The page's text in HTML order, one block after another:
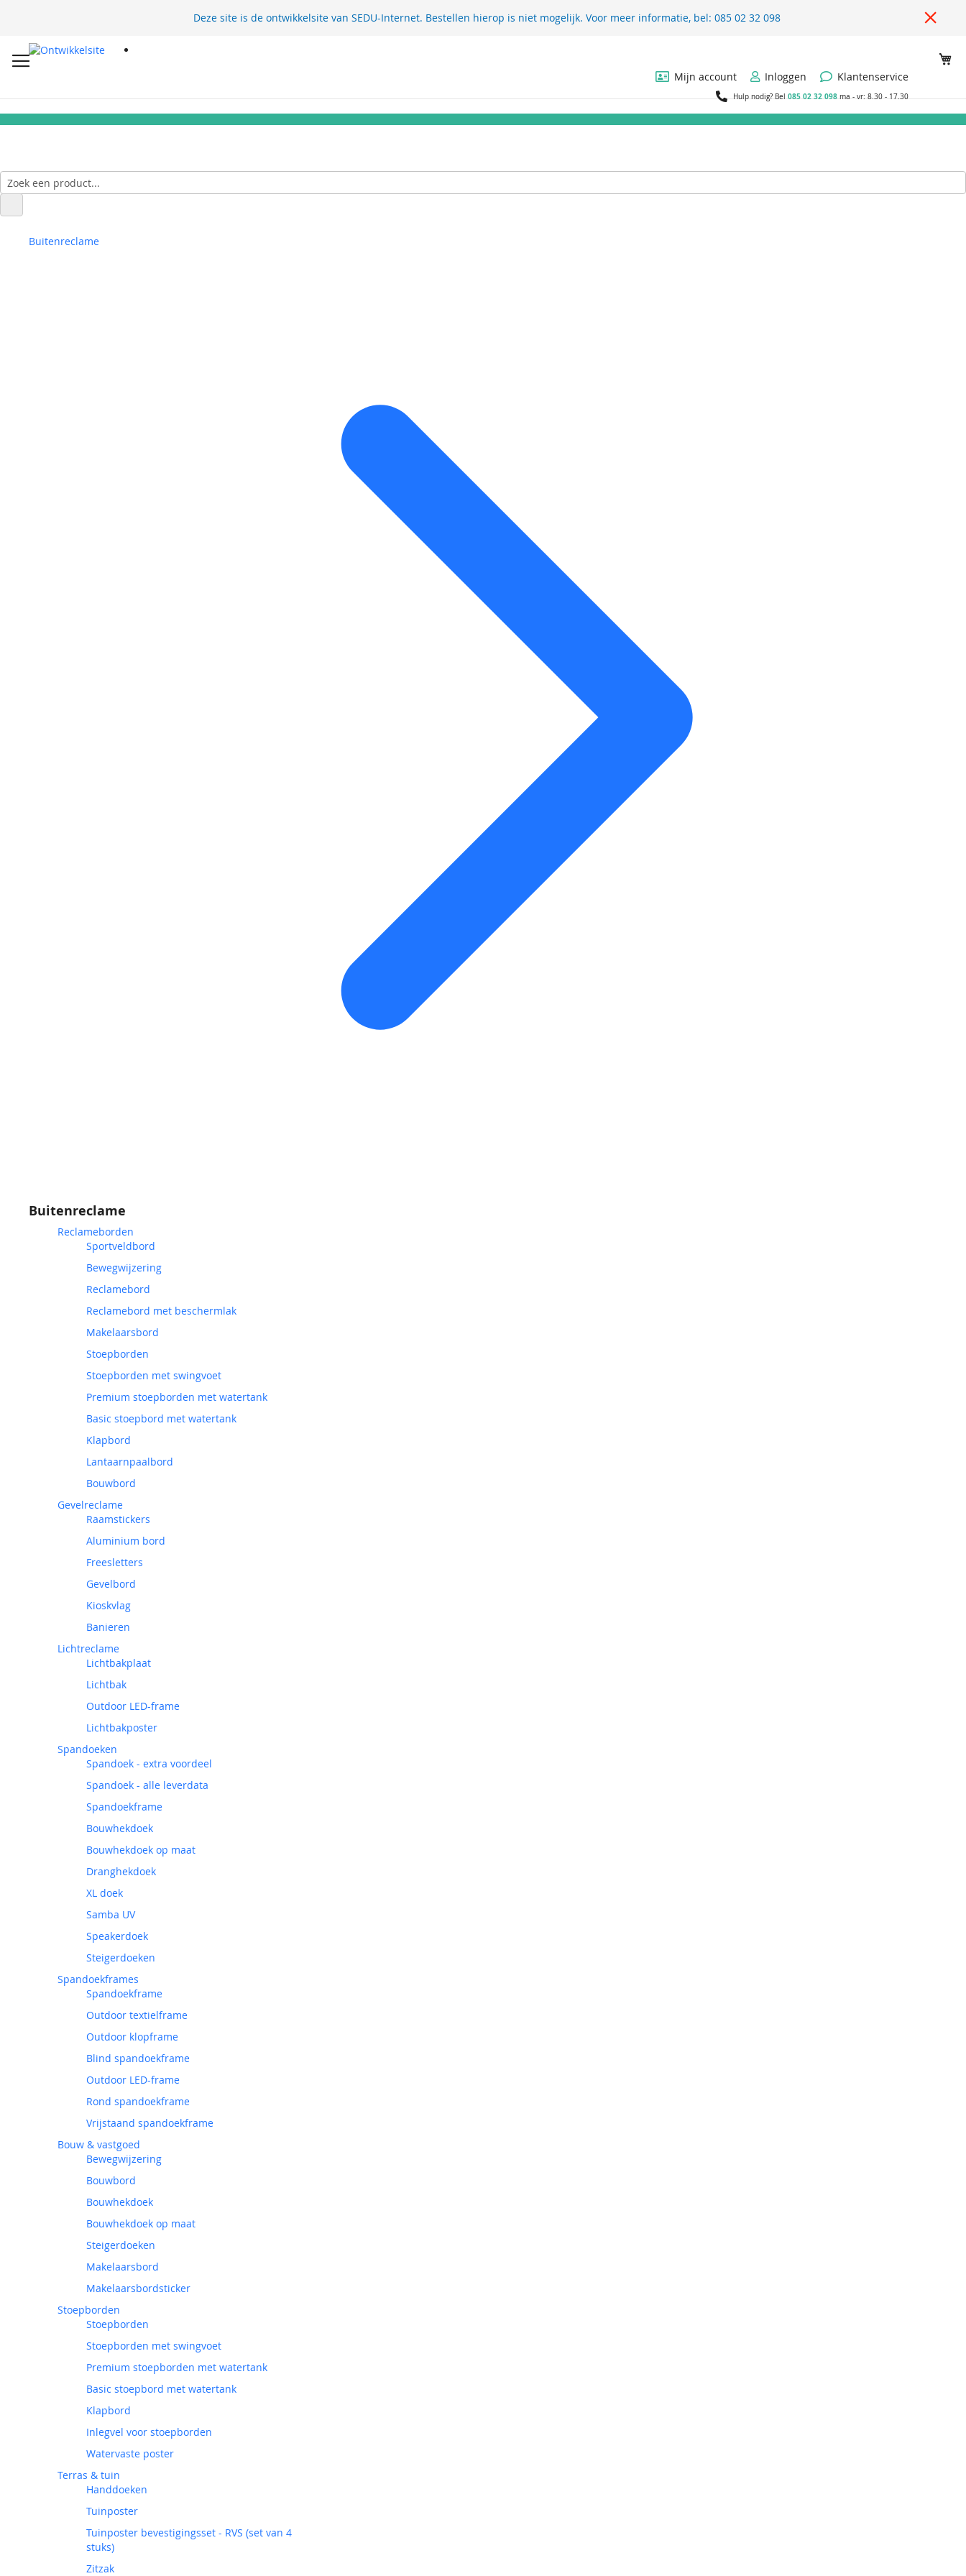
Deze site is de ontwikkelsite van SEDU-Internet. Bestellen hierop is niet mogelijk. Voor meer informatie, bel: 085 02 32 098
Mijn account
Inloggen Klantenservice
Hulp nodig? Bel085 02 32 098ma - vr: 8.30 - 17.30
Buitenreclame
Buitenreclame
Reclameborden
Sportveldbord
Bewegwijzering
Reclamebord
Reclamebord met beschermlak
Makelaarsbord
Stoepborden
Stoepborden met swingvoet
Premium stoepborden met watertank
Basic stoepbord met watertank
Klapbord
Lantaarnpaalbord
Bouwbord
Gevelreclame
Raamstickers
Aluminium bord
Freesletters
Gevelbord
Kioskvlag
Banieren
Lichtreclame
Lichtbakplaat
Lichtbak
Outdoor LED-frame
Lichtbakposter
Spandoeken
Spandoek - extra voordeel
Spandoek - alle leverdata
Spandoekframe
Bouwhekdoek
Bouwhekdoek op maat
Dranghekdoek
XL doek
Samba UV
Speakerdoek
Steigerdoeken
Spandoekframes
Spandoekframe
Outdoor textielframe
Outdoor klopframe
Blind spandoekframe
Outdoor LED-frame
Rond spandoekframe
Vrijstaand spandoekframe
Bouw & vastgoed
Bewegwijzering
Bouwbord
Bouwhekdoek
Bouwhekdoek op maat
Steigerdoeken
Makelaarsbord
Makelaarsbordsticker
Stoepborden
Stoepborden
Stoepborden met swingvoet
Premium stoepborden met watertank
Basic stoepbord met watertank
Klapbord
Inlegvel voor stoepborden
Watervaste poster
Terras & tuin
Handdoeken
Tuinposter
Tuinposter bevestigingsset - RVS (set van 4
stuks)
Zitzak